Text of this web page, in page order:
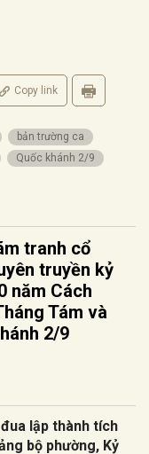
Copy link
bản trường ca
Quốc khánh 2/9
tranh cổ
truyền kỷ
năm Cách
Tám và
2/9
lập thành tích
bộ phường, Kỷ